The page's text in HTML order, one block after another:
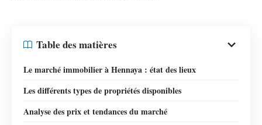
Table des matières
Le marché immobilier à Hennaya : état des lieux
Les différents types de propriétés disponibles
Analyse des prix et tendances du marché